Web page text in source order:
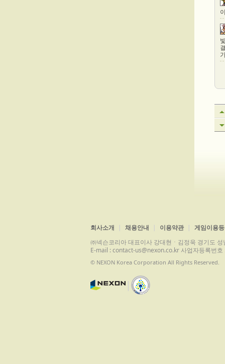
회사소개 채용안내 이용약관
게임이용
㈜넥슨코리아 대표이사 강대현ㆍ김정욱 경기도
E-mail : contact-us@nexon.co.kr 사업자등록번
© NEXON Korea Corporation All Rights Reserved.
|